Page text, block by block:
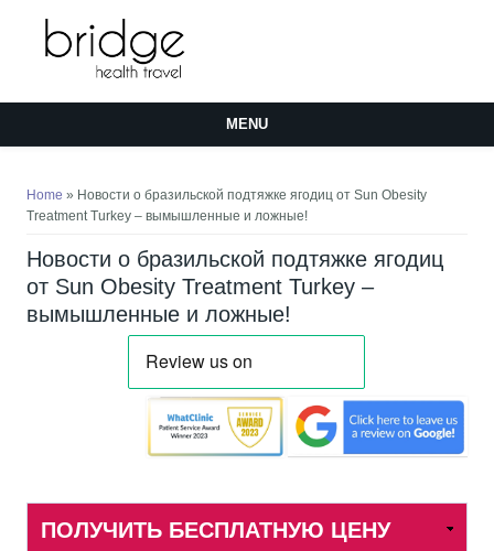
MENU
Home » Новости о бразильской подтяжке ягодиц от Sun Obesity
Treatment Turkey – вымышленные и ложные!
Новости о бразильской подтяжке ягодиц
от Sun Obesity Treatment Turkey –
вымышленные и ложные!
ПОЛУЧИТЬ БЕСПЛАТНУЮ ЦЕНУ